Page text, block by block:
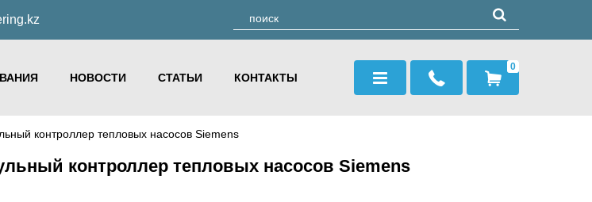
НОВОСТИ СТАТЬИ КОНТАКТЫ
0
контроллер тепловых насосов Siemens
контроллер тепловых насосов Siemens